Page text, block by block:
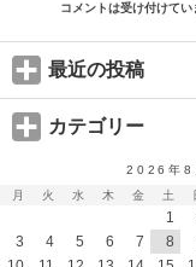
コメントは受け付けてい
最近の投稿
カテゴリー
2026年8
月
火 水 木 金 土
1
3
4 5 6 7 8